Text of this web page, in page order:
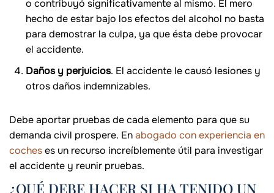
o contribuyó significativamente al mismo. El mero
hecho de estar bajo los efectos del alcohol no basta
para demostrar la culpa, ya que ésta debe provocar
el accidente.
Daños y perjuicios. El accidente le causó lesiones y
otros daños indemnizables.
Debe aportar pruebas de cada elemento para que su
demanda civil prospere. Enabogado con experiencia en
cocheses un recurso increíblemente útil para investigar
el accidente y reunir pruebas.
¿QUÉ DEBE HACER SI HA TENIDO UN